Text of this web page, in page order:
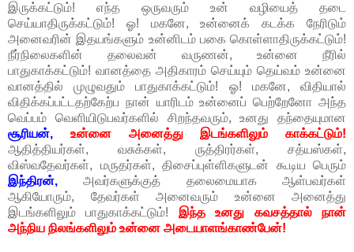
இருக்கட்டும்! எந்த ஒருவரும் உன் வழியைத் தடை
செய்யாதிருக்கட்டும்! ஓ! மகனே, உன்னைக் கடக்க நேரிடும்
அனைவரின் இதயங்களும் உன்னிடம் பகை கொள்ளாதிருக்கட்டும்!
நீர்நிலைகளின் தலைவன் வருணன், உன்னை நீரில்
பாதுகாக்கட்டும்! வானத்தை அதிகாரம் செய்யும் தெய்வம் உன்னை
வானத்தில் முழுவதும் பாதுகாக்கட்டும்! ஓ! மகனே, விதியால்
விதிக்கப்பட்டதற்கேற்ப நான் யாரிடம் உன்னைப் பெற்றேனோ அந்த
வெப்பம் வெளியிடுபவர்களில் சிறந்தவரும், உனது தந்தையுமான
சூரியன், உன்னை அனைத்து இடங்களிலும் காக்கட்டும்!
ஆதித்தியர்கள், வசுக்கள், ருத்திரர்கள், சத்யஸ்கள்,
விஸ்வதேவர்கள், மருதர்கள், திசைப்புள்ளிகளுடன் கூடிய பெரும்
இந்திரன், அவர்களுக்குத் தலைமையாக ஆள்பவர்கள்
ஆகியோரும், தேவர்கள் அனைவரும் உன்னை அனைத்து
இடங்களிலும் பாதுகாக்கட்டும்! இந்த உனது கவசத்தால் நான்
அந்நிய நிலங்களிலும் உன்னை அடையாளங்காண்பேன்!